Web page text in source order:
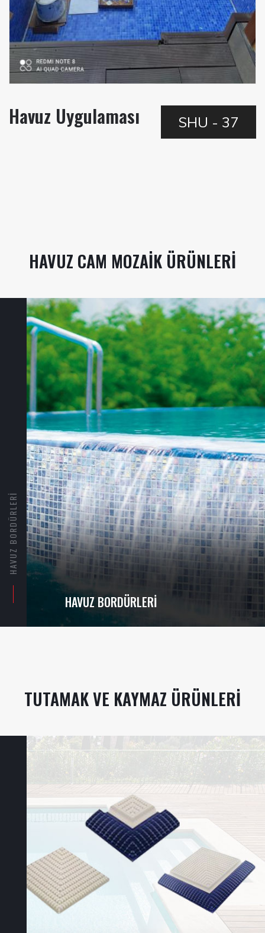
Havuz Uygulaması SHU - 37
HAVUZ CAM MOZAIK ÜRÜNLERI
HAVUZ BORDÜRLERI
HAVUZ BORDÜRLERI
TUTAMAK VE KAYMAZ ÜRÜNLERI